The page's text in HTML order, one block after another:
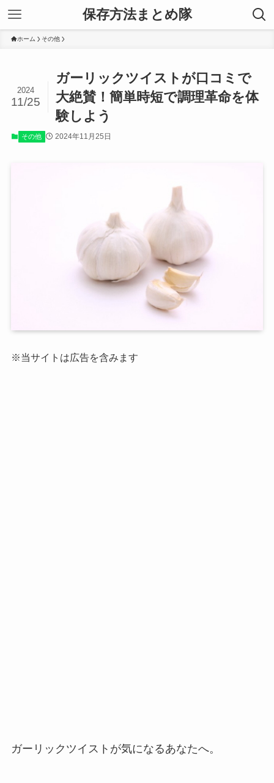
保存方法まとめ隊
ホーム その他
ガーリックツイストが口コミで
大絶賛！簡単時短で調理革命を体
験しよう
2024
11/25
その他 2024年11月25日
※当サイトは広告を含みます
ガーリックツイストが気になるあなたへ。